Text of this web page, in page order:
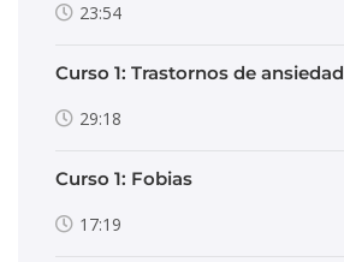
23:54
Curso 1: Trastornos de ansiedad
29:18
Curso 1: Fobias
17:19